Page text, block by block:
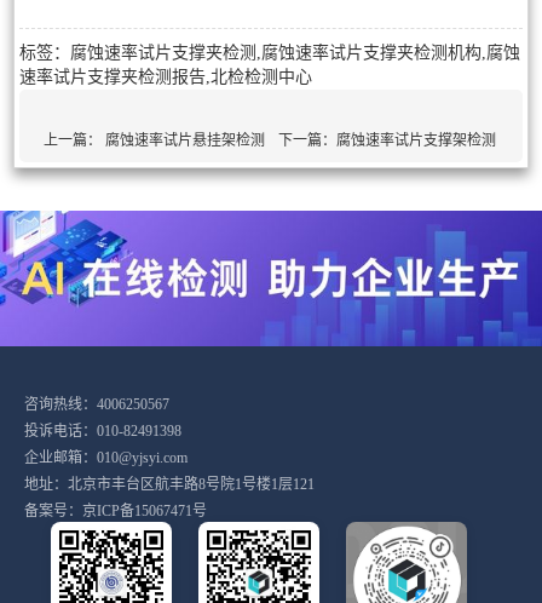
标签：腐蚀速率试片支撑夹检测,腐蚀速率试片支撑夹检测机构,腐蚀
速率试片支撑夹检测报告,北检检测中心
上一篇：腐蚀速率试片悬挂架检测 下一篇：腐蚀速率试片支撑架检测
咨询热线：4006250567
投诉电话：010-82491398
企业邮箱：010@yjsyi.com
地址：北京市丰台区航丰路8号院1号楼1层121
备案号： 京ICP备15067471号